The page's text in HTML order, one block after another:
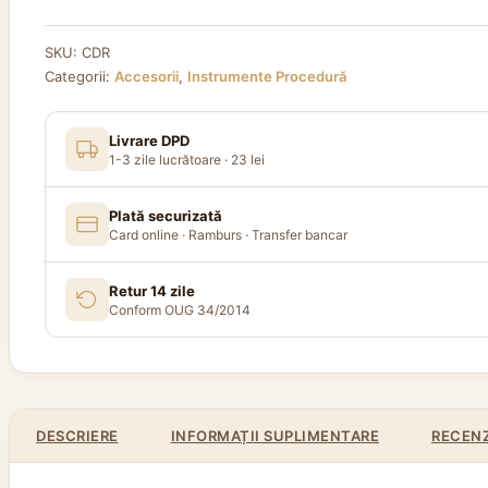
SKU: CDR
Categorii: Accesorii, Instrumente Procedură
Livrare DPD
1-3 zile lucrătoare · 23 lei
Plată securizată
Card online · Ramburs · Transfer bancar
Retur 14 zile
Conform OUG 34/2014
DESCRIERE INFORMAȚII SUPLIMENTARE